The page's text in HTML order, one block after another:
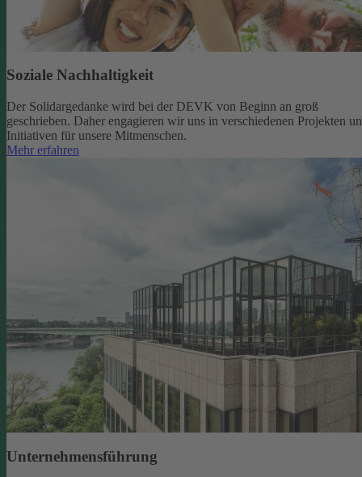
Soziale Nachhaltigkeit
Der Solidargedanke wird bei der DEVK von Beginn an groß
geschrieben. Daher engagieren wir uns in verschiedenen Projekten
Initiativen für unsere Mitmenschen.
Mehr erfahren
Unternehmensführung